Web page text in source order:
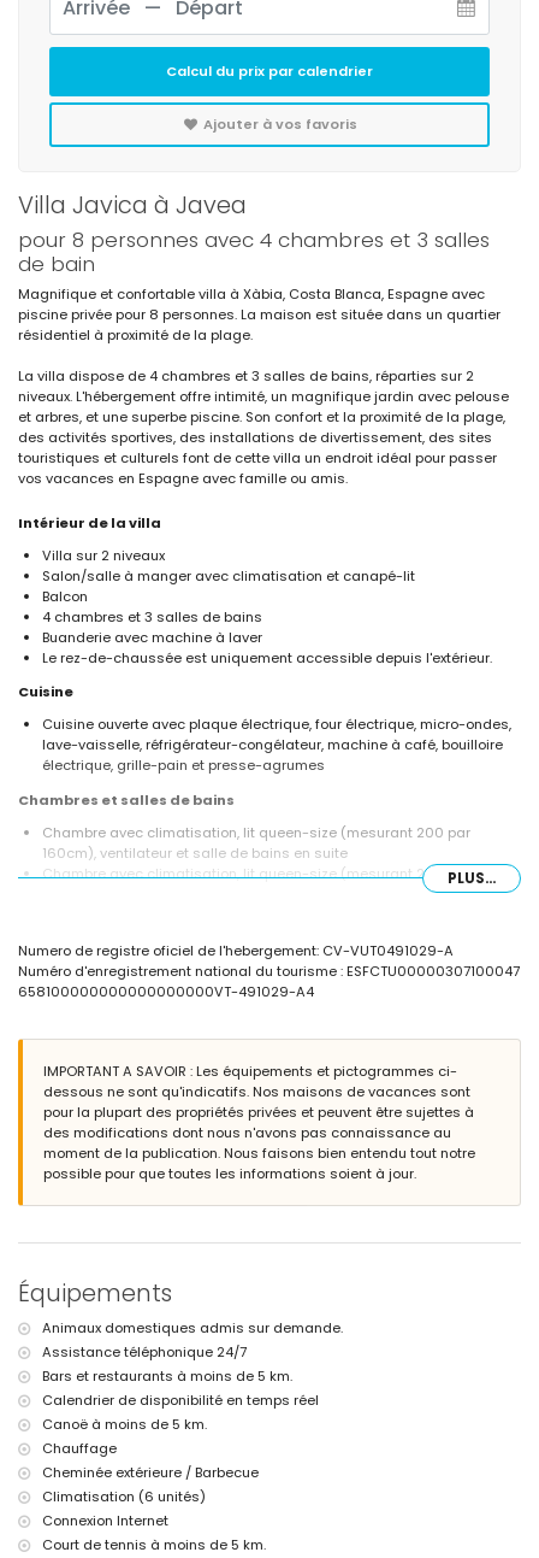
Villa Javica à Javea
pour 8 personnes avec 4 chambres et 3 salles
de bain
Magnifique et confortable villa à Xàbia, Costa Blanca, Espagne avec
piscine privée pour 8 personnes. La maison est située dans un quartier
résidentiel à proximité de la plage.
La villa dispose de 4 chambres et 3 salles de bains, réparties sur 2
niveaux. L'hébergement offre intimité, un magnifique jardin avec pelouse
et arbres, et une superbe piscine. Son confort et la proximité de la plage,
des activités sportives, des installations de divertissement, des sites
touristiques et culturels font de cette villa un endroit idéal pour passer
vos vacances en Espagne avec famille ou amis.
Intérieur de la villa
Villa sur 2 niveaux
Salon/salle à manger avec climatisation et canapé-lit
Balcon
4 chambres et 3 salles de bains
Buanderie avec machine à laver
Le rez-de-chaussée est uniquement accessible depuis l'extérieur.
Cuisine
Cuisine ouverte avec plaque électrique, four électrique, micro-ondes,
lave-vaisselle, réfrigérateur-congélateur, machine à café, bouilloire
électrique, grille-pain et presse-agrumes
Chambres et salles de bains
Chambre avec climatisation, lit queen-size (mesurant 200 par
160cm), ventilateur et salle de bains en suite
Chambre avec climatisation, lit queen-size (mesurant 200 par
Chambre avec climatisation, lit queen-size (mesurant 200 par
150cm), télévision et ventilateur
Salle de bains en suite avec double lavabo, baignoire, douche et
2 salles de bains chacune avec lavabo simple, douche et toilettes
Extérieur de la villa
Terrain grand et clôturé
Piscine privée
Merveilleux jardin avec pelouse et arbres et mobilier de jardin avec
transats
3 terrasses, dont 1 couverte
Barbecue
Espace détente extérieur et espace repas extérieur
Informations supplémentaires
Ville la plus proche : Xàbia (à moins de 5 kilomètres de la villa)
Rivière ou rive la plus proche : Mediterráneo, Xàbia (à moins de 5
kilomètres de la villa)
Plage la plus proche : Playa del Arenal (à moins de 5 kilomètres de la
villa)
villa)
Parc le plus proche : Pinosol, Xàbia (à moins de 4 kilomètres de la
villa)
Aéroport le plus proche : Alicante (à moins de 100 kilomètres de la
villa)
PLUS...
Numero de registre oficiel de l'hebergement: CV-VUT0491029-A
Numéro d'enregistrement national du tourisme : ESFCTU00000307100047
658100000000000000000VT-491029-A4
IMPORTANT A SAVOIR : Les équipements et pictogrammes ci-
dessous ne sont qu'indicatifs. Nos maisons de vacances sont
pour la plupart des propriétés privées et peuvent être sujettes à
des modifications dont nous n'avons pas connaissance au
moment de la publication. Nous faisons bien entendu tout notre
possible pour que toutes les informations soient à jour.
Équipements
Animaux domestiques admis sur demande.
Assistance téléphonique 24/7
Bars et restaurants à moins de 5 km.
Calendrier de disponibilité en temps réel
Canoë à moins de 5 km.
Chauffage
Cheminée extérieure / Barbecue
Climatisation (6 unités)
Connexion Internet
Court de tennis à moins de 5 km.
Calcul du prix par calendrier
Ajouter à vos favoris